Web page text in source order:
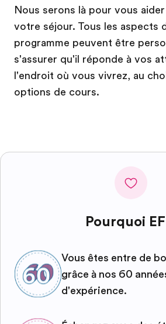
Nous serons là pour vous
votre séjour. Tous les aspects
programme peuvent être
s'assurer qu'il réponde à vos
l'endroit où vous vivrez, au
options de cours.
Pourquoi
Vous êtes entre de
grâce à nos 60
d'expérience.